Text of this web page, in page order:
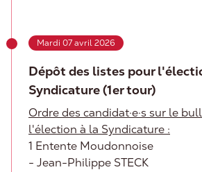
Mardi 07 avril 2026
Dépôt des listes pour
Syndicature (1er tour)
Ordre des candidat·e·s sur le
l'élection à la Syndicature :
1 Entente Moudonnoise
- Jean-Philippe STECK